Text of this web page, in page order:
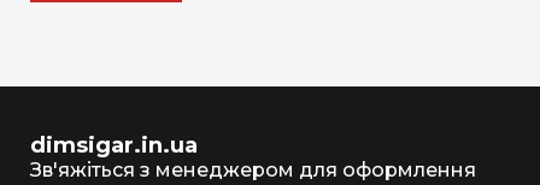
dimsigar.in.ua
Зв'яжіться з менеджером для оформлення